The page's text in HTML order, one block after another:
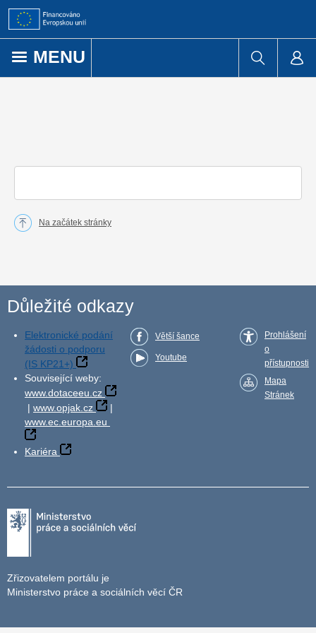
Přejít k obsahu
MENU
Na začátek stránky
Důležité odkazy
Elektronické podání
žádosti o podporu
(IS KP21+)
Související weby:
www.dotaceeu.cz
| www.opjak.cz
|
www.ec.europa.eu
Kariéra
Větší šance
Youtube
Prohlášení
o
přístupnosti
Mapa
Stránek
Zřizovatelem portálu je
Ministerstvo práce a sociálních věcí ČR